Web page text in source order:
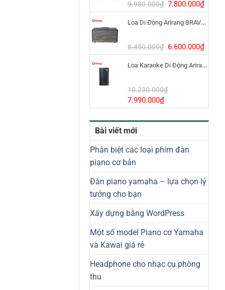
8.800.000₫.
9.980.000₫ Giá
gốc
là:
7.800.000₫Giá
hiện
tại
Loa Di Động Arirang BRAVO 8 800W Có Micro
8.450.000₫ Giá
gốc
là:
6.600.000₫Giá
hiện
tại
Loa Karaoke Di Động Arirang EDGE-X Model I
10.230.000₫
Giá
gốc
là:
10.230.000₫.
7.990.000₫Giá
hiện
tại
7.990.000₫.
Bài viết mới
Phân biệt các loại phím đàn
piano cơ bản
Đàn piano yamaha – lựa chọn lý
tưởng cho bạn
Xây dựng bằng WordPress
Một số model Piano cơ Yamaha
và Kawai giá rẻ
Headphone cho nhạc cụ phòng
thu